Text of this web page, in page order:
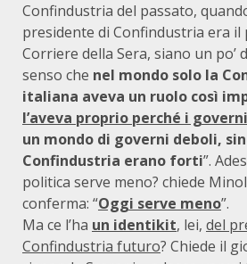
Confindustria del passato,
presidente di Confindustria era
Corriere della Sera, siano un po’
senso che nel mondo solo la
italiana aveva un ruolo così
l’aveva proprio perché i
un mondo di governi deboli,
Confindustria erano forti”.
politica serve meno? chiede
conferma: “Oggi serve meno”.
Ma ce l’ha un identikit, lei, del
Confindustria futuro? Chiede il